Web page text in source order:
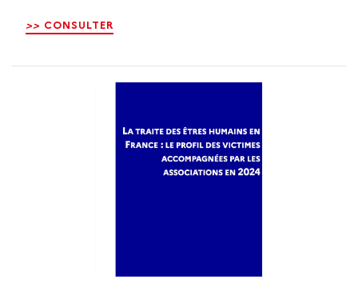
>> CONSULTER